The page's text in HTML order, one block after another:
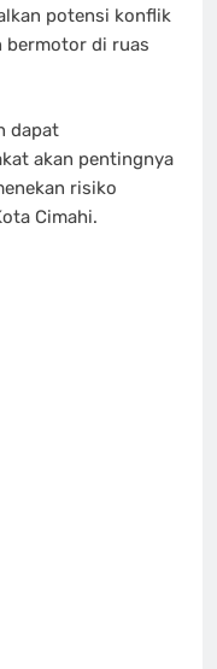
potensi konflik
bermotor di ruas
dapat
akan pentingnya
risiko
Cimahi.